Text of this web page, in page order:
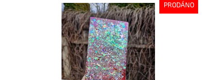
PRODÁNO
Dostupnost:
Skladem
10176